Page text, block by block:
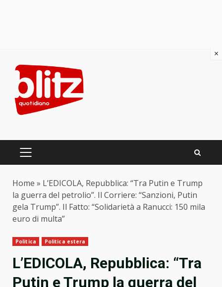
content
PRIMARY
Home » L’EDICOLA, Repubblica: “Tra Putin e Trump
la guerra del petrolio”. Il Corriere: “Sanzioni, Putin
gela Trump”. Il Fatto: “Solidarietà a Ranucci: 150 mila
euro di multa”
Politica Politica estera
L’EDICOLA, Repubblica: “Tra
Putin e Trump la guerra del
×